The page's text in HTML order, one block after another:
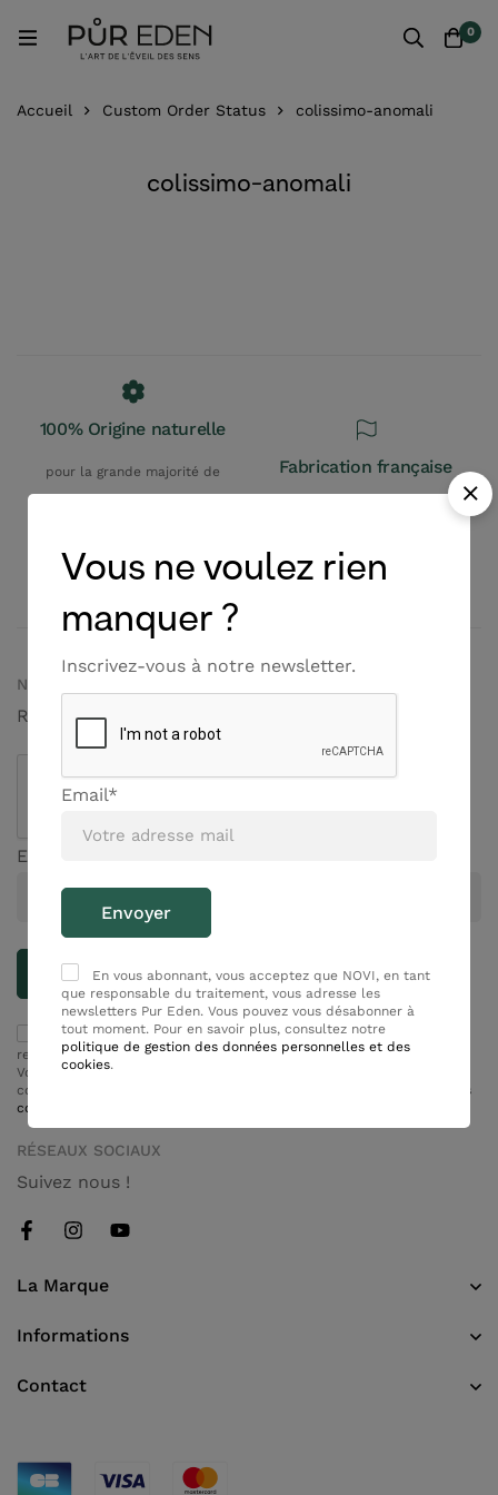
0
Accueil Custom Order Status colissimo-anomali
colissimo-anomali
100% Origine naturelle
pour la grande majorité de
Fabrication française
La Marque
Contact
Informations
NEWSLETTER
Rejoignez nous !
Email*
En vous abonnant, vous acceptez que NOVI, en tant que
responsable du traitement, vous adresse les newsletters Pur Eden.
Vous pouvez vous désabonner à tout moment. Pour en savoir plus,
consultez notre
politique de gestion des données personnelles et des
cookies
RÉSEAUX SOCIAUX
Suivez nous !
Vous ne voulez rien
manquer ?
Inscrivez-vous à notre newsletter.
Email*
En vous abonnant, vous acceptez que NOVI, en tant
que responsable du traitement, vous adresse les
newsletters Pur Eden. Vous pouvez vous désabonner à
tout moment. Pour en savoir plus, consultez notre
politique de gestion des données personnelles et des
cookies.